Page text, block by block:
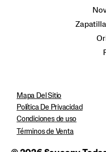
Mapa Del Sitio
Política De Privacidad
Condiciones de uso
Términos de Venta